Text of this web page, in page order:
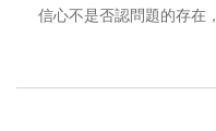
信心不是否認問題的存在